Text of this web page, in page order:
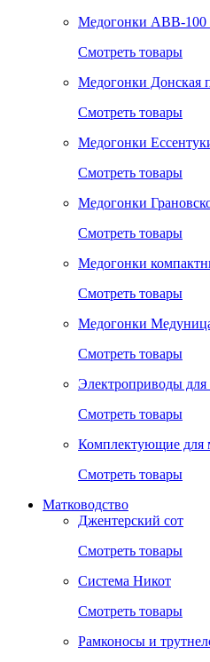
Медогонки ABB-100
Смотреть товары
Медогонки Донская
Смотреть товары
Медогонки
Смотреть товары
Медогонки
Смотреть товары
Медогонки
Смотреть товары
Медогонки
Смотреть товары
Электроприводы для
Смотреть товары
Комплектующие для
Смотреть товары
Матководство
Джентерский сот
Смотреть товары
Система Никот
Смотреть товары
Рамконосы и